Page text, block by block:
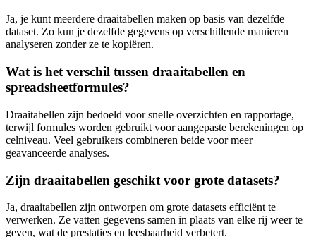
Ja, je kunt meerdere draaitabellen maken op basis van dezelfde
dataset. Zo kun je dezelfde gegevens op verschillende manieren
analyseren zonder ze te kopiëren.
Wat is het verschil tussen draaitabellen en
spreadsheetformules?
Draaitabellen zijn bedoeld voor snelle overzichten en rapportage,
terwijl formules worden gebruikt voor aangepaste berekeningen op
celniveau. Veel gebruikers combineren beide voor meer
geavanceerde analyses.
Zijn draaitabellen geschikt voor grote datasets?
Ja, draaitabellen zijn ontworpen om grote datasets efficiënt te
verwerken. Ze vatten gegevens samen in plaats van elke rij weer te
geven, wat de prestaties en leesbaarheid verbetert.